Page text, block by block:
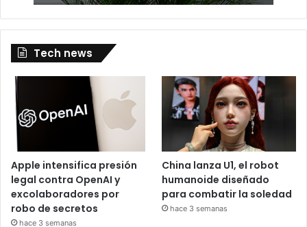
Tech news
Apple intensifica presión
legal contra OpenAI y
excolaboradores por
robo de secretos
hace 3 semanas
China lanza U1, el robot
humanoide diseñado
para combatir la soledad
hace 3 semanas